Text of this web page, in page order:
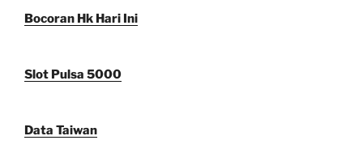
Bocoran Hk Hari Ini
Slot Pulsa 5000
Data Taiwan